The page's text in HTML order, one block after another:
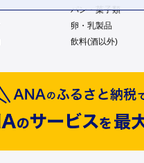
パン・菓子類
卵・乳製品
飲料(酒以外)